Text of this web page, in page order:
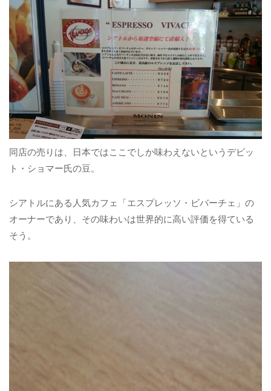
同店の売りは、日本ではここでしか味わえないというデビッ
ト・ショマー氏の豆。
シアトルにある人気カフェ「エスプレッソ・ビバーチェ」の
オーナーであり、その味わいは世界的に高い評価を得ている
そう。